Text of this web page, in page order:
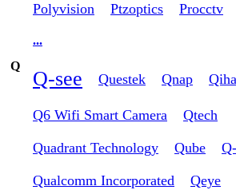
Polyvision Ptzoptics Procctv
...
Q
Q-see Questek Qnap
Q6 Wifi Smart Camera Qtech
Quadrant Technology Qube
Qualcomm Incorporated Qeye